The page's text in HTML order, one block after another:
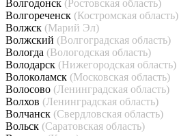
Волгодонск (Ростовская область)
Волгореченск (Костромская область)
Волжск (Марий Эл)
Волжский (Волгоградская область)
Вологда (Вологодская область)
Володарск (Нижегородская область)
Волоколамск (Московская область)
Волосово (Ленинградская область)
Волхов (Ленинградская область)
Волчанск (Свердловская область)
Вольск (Саратовская область)